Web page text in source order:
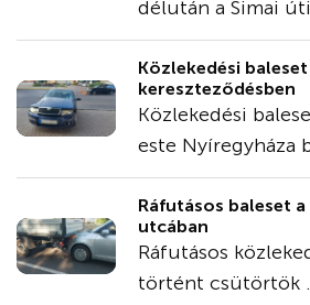
délután a Simai
Közlekedési
kereszteződésben
Közlekedési
este Nyíregyháza
Ráfutásos baleset a
utcában
Ráfutásos
történt csütörtök